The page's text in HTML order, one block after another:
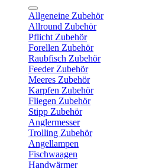
Allgeneine Zubehör
Allround Zubehör
Pflicht Zubehör
Forellen Zubehör
Raubfisch Zubehör
Feeder Zubehör
Meeres Zubehör
Karpfen Zubehör
Fliegen Zubehör
Stipp Zubehör
Anglermesser
Trolling Zubehör
Angellampen
Fischwaagen
Handwärmer